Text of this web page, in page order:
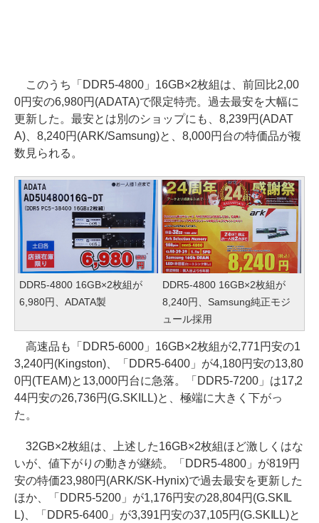
このうち「DDR5-4800」16GB×2枚組は、前回比2,00
0円安の6,980円(ADATA)で限定特売。過去最安を大幅に
更新した。最安とは別のショップにも、8,239円(ADAT
A)、8,240円(ARK/Samsung)と、8,000円台の特価品が複
数見られる。
DDR5-4800 16GB×2枚組が
6,980円、ADATA製
DDR5-4800 16GB×2枚組が
8,240円、Samsung純正モジ
ュール採用
高速品も「DDR5-6000」16GB×2枚組が2,771円安の1
3,240円(Kingston)、「DDR5-6400」が4,180円安の13,80
0円(TEAM)と13,000円台に急落。「DDR5-7200」は17,2
44円安の26,736円(G.SKILL)と、極端に大きく下がっ
た。
32GB×2枚組は、上述した16GB×2枚組ほど激しくはな
いが、値下がりの動きが継続。「DDR5-4800」が819円
安の特価23,980円(ARK/SK-Hynix)で過去最安を更新した
ほか、「DDR5-5200」が1,176円安の28,804円(G.SKIL
L)、「DDR5-6400」が3,391円安の37,105円(G.SKILL)と